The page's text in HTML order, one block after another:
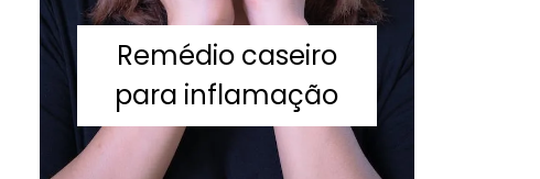
Remédio caseiro
para inflamação